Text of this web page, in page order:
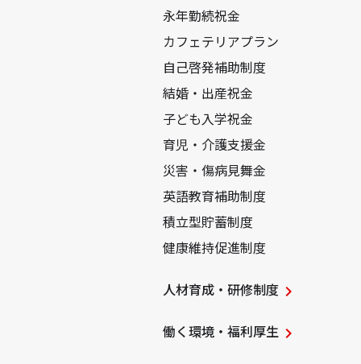
永年勤続祝金
カフェテリアプラン
自己啓発補助制度
結婚・出産祝金
子ども入学祝金
育児・介護支援金
災害・傷病見舞金
英語教育補助制度
積立型貯蓄制度
健康維持促進制度
人材育成・研修制度
働く環境・福利厚生